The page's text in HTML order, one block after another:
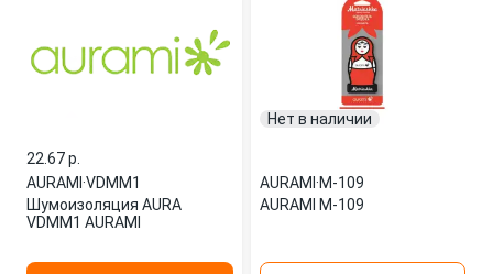
22.67 p.
AURAMI ·VDMM1
Шумоизоляция AURA
VDMM1 AURAMI
Нет в наличии
AURAMI ·M-109
AURAMI M-109